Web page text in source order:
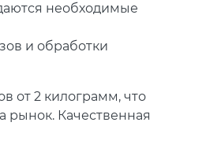
необходимые
и обработки
от 2 килограмм, что
рынок. Качественная